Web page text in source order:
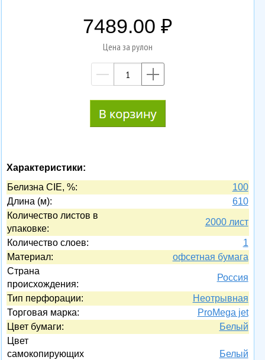
7489.00
Цена за рулон
—
Характеристики:
Белизна CIE, %:
100
Длина (м):
610
Количество листов в
упаковке:
2000 лист
Количество слоев:
1
Материал:
офсетная бумага
Страна
происхождения:
Россия
Тип перфорации:
Неотрывная
Торговая марка:
ProMega jet
Цвет бумаги:
Белый
Цвет
самокопирующих
Белый